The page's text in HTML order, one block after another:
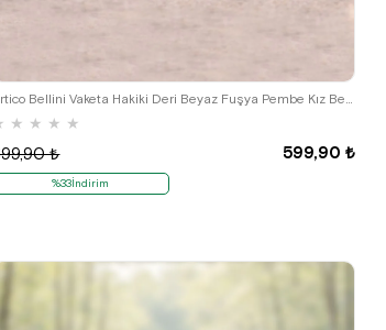
Artico Bellini Vaketa Hakiki Deri Beyaz Fuşya Pembe Kız Bebek Çocuk Sandalet
★ ★ ★ ★
599,90 ₺
₺
%33İndirim